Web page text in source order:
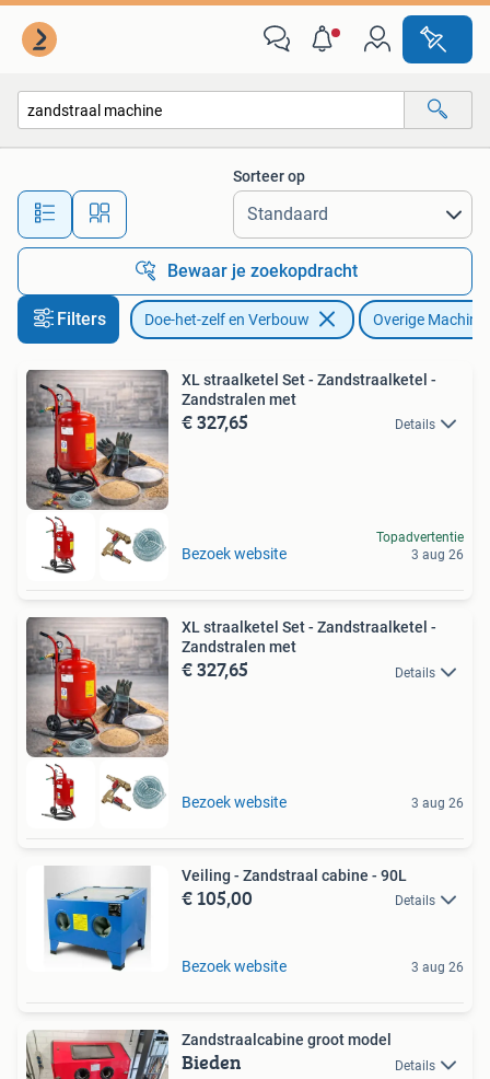
Alle afstanden…
Sorteer op
Bewaar je zoekopdracht
Filters Doe-het-zelf en Verbouw Overige
XL straalketel Set - Zandstraalketel -
Zandstralen met
€ 327,65 Details
Bezoek website
Topadvertentie
3 aug 26
XL straalketel Set - Zandstraalketel -
Zandstralen met
€ 327,65 Details
Bezoek website 3 aug 26
Veiling - Zandstraal cabine - 90L
€ 105,00 Details
Bezoek website 3 aug 26
Zandstraalcabine groot model
Bieden Details